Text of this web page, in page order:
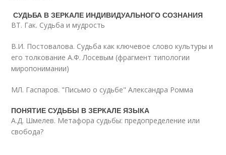
СУДЬБА В ЗЕРКАЛЕ ИНДИВИДУАЛЬНОГО СОЗНАНИЯ
ВТ. Гак. Судьба и мудрость
В.И. Постовалова. Судьба как ключевое слово культуры и
его толкование А.Ф. Лосевым (фрагмент типологии
миропонимании)
МЛ. Гаспаров. "Письмо о судьбе" Александра Ромма
ПОНЯТИЕ СУДЬБЫ В ЗЕРКАЛЕ ЯЗЫКА
А.Д. Шмелев. Метафора судьбы: предопределение или
свобода?